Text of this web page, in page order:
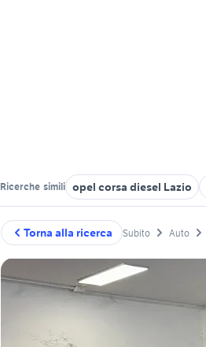
Ricerche simili opel corsa diesel Lazio
Torna alla ricerca Subito Auto